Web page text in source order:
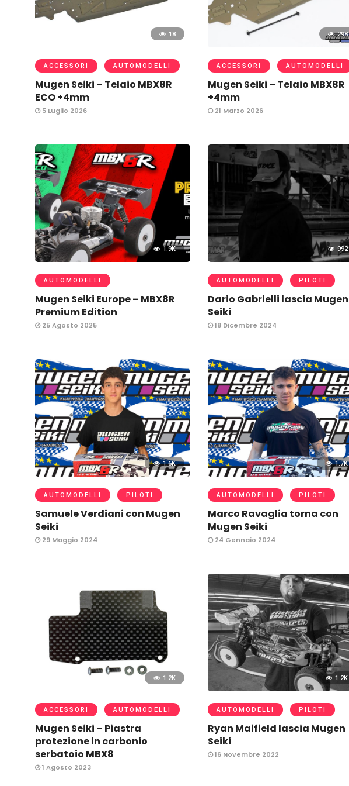
18
ACCESSORI AUTOMODELLI
Mugen Seiki – Telaio MBX8R
ECO +4mm
5 Luglio 2026
298
ACCESSORI AUTOMODELLI
Mugen Seiki – Telaio MBX8R
+4mm
21 Marzo 2026
1.9K
AUTOMODELLI
Mugen Seiki Europe – MBX8R
Premium Edition
25 Agosto 2025
992
AUTOMODELLI PILOTI
Dario Gabrielli lascia Mugen
Seiki
18 Dicembre 2024
1.6K
AUTOMODELLI PILOTI
Samuele Verdiani con Mugen
Seiki
29 Maggio 2024
1.7K
AUTOMODELLI PILOTI
Marco Ravaglia torna con
Mugen Seiki
24 Gennaio 2024
1.2K
ACCESSORI AUTOMODELLI
Mugen Seiki – Piastra
protezione in carbonio
serbatoio MBX8
1 Agosto 2023
1.2K
AUTOMODELLI PILOTI
Ryan Maifield lascia Mugen
Seiki
16 Novembre 2022